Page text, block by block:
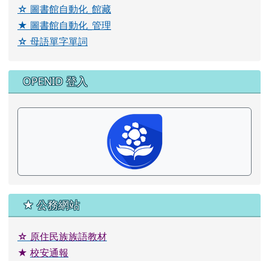
☆ 圖書館自動化_館藏
★ 圖書館自動化_管理
☆ 母語單字單詞
OPENID 登入
★ 公務網站
☆ 原住民族族語教材
★ 校安通報